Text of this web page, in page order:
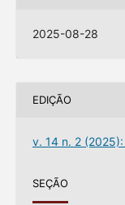
2025-08-28
EDIÇÃO
v. 14 n. 2
SEÇÃO